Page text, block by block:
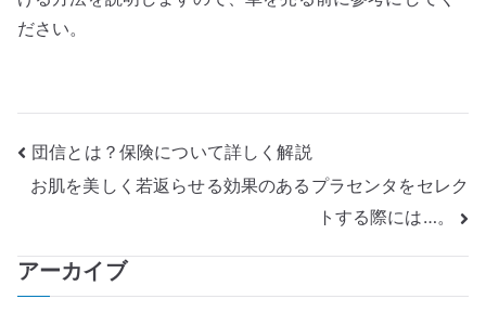
ださい。
投
稿
ナ
ビ
団信とは？保険について詳しく解説
お肌を美しく若返らせる効果のあるプラセンタをセレク
トする際には…。
アーカイブ